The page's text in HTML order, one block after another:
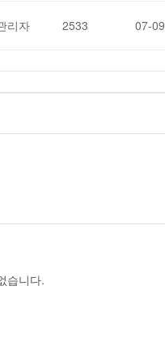
리자 2533 07-09
습니다.